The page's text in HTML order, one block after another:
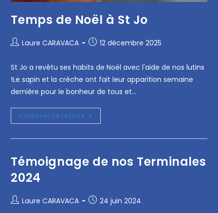
Temps de Noël à St Jo
Laure CARAVACA 12 décembre 2025
St Jo a revêtu ses habits de Noël avec l'aide de nos lutins
!Le sapin et la crèche ont fait leur apparition semaine
dernière pour le bonheur de tous et…
Continuer La Lecture
Témoignage de nos Terminales
2024
Laure CARAVACA 24 juin 2024